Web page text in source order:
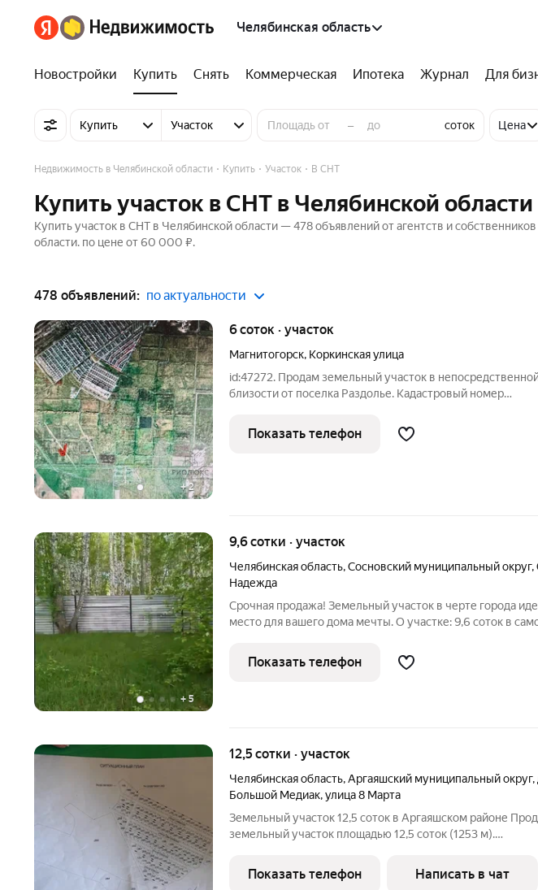
Челябинская область
Новостройки Купить Снять Коммерческая Ипотека Журнал Для
Купить Участок – соток Цена
Недвижимость в Челябинской области Купить Участок В СНТ
Купить участок в СНТ в Челябинской области
Купить участок в СНТ в Челябинской области — 478 объявлений от агентств и
области. по цене от 60 000 ₽.
478 объявлений: по актуальности
+2
6 соток · участок
Магнитогорск, Коркинская улица
id:47272. Продам земельный участок в
близости от поселка Раздолье. Кадастровый номер
дальнейшем планируется подведение газа. Подходит под
строительство дома. Южные районы нашего
Показать телефон
+ 5
9,6 сотки · участок
Челябинская область,Сосновский муниципальный округ,
Надежда
Срочная продажа! Земельный участок в черте города идеальное
место для вашего дома мечты. О участке: 9,6 соток в самом
место в берёзовой роще Комфорт круглый год: дорога чистится
зимой,
Показать телефон
12,5 сотки · участок
Челябинская область,Аргаяшский муниципальный округ,
Большой Медиак,улица 8 Марта
Земельный участок 12,5 соток в Аргаяшском районе
земельный участок площадью 12,5 соток (1253 м).
1700 м северо-западнее западной части деревни
Кадастровый номер:
Показать телефон Написать в чат